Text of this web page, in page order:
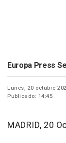
Europa Press
Lunes, 20 octubre
Publicado: 14:45
MADRID, 20